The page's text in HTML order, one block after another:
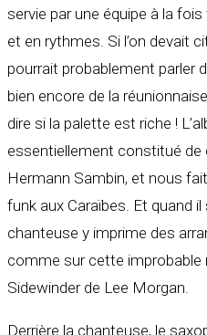
servie par une équipe à la
et en rythmes. Si l’on devait
pourrait probablement parler
bien encore de la
dire si la palette est riche !
essentiellement constitué
Hermann Sambin, et nous
funk aux Caraïbes. Et quand il
chanteuse y imprime des
comme sur cette improbable
Sidewinder de Lee Morgan.
Derrière la chanteuse, le